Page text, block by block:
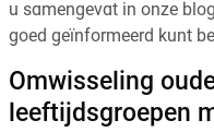
u samengevat in onze
goed geïnformeerd kunt
Omwisseling
leeftijdsgroepen